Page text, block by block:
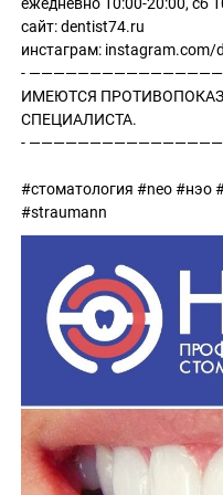
сайт: dentist74.ru
инстаграм: instagram.com/
-
ИМЕЮТСЯ
СПЕЦИАЛИСТА.
-
#стоматология #neo #нэо
#straumann